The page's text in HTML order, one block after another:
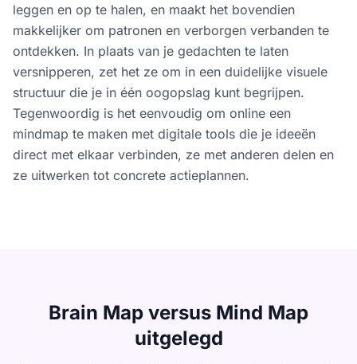
leggen en op te halen, en maakt het bovendien
makkelijker om patronen en verborgen verbanden te
ontdekken. In plaats van je gedachten te laten
versnipperen, zet het ze om in een duidelijke visuele
structuur die je in één oogopslag kunt begrijpen.
Tegenwoordig is het eenvoudig om online een
mindmap te maken met digitale tools die je ideeën
direct met elkaar verbinden, ze met anderen delen en
ze uitwerken tot concrete actieplannen.
Brain Map versus Mind Map
uitgelegd